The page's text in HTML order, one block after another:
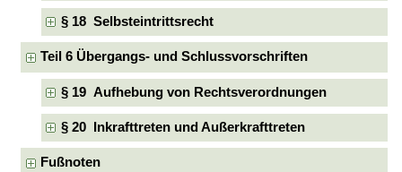
§ 18 Selbsteintrittsrecht
Teil 6 Übergangs- und Schlussvorschriften
§ 19 Aufhebung von Rechtsverordnungen
§ 20 Inkrafttreten und Außerkrafttreten
Fußnoten